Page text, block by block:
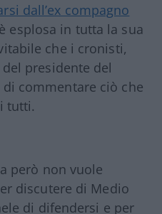
dall’ex compagno
esplosa in tutta la sua
che i cronisti,
presidente del
commentare ciò che
tutti.
però non vuole
discutere di Medio
di difendersi e per